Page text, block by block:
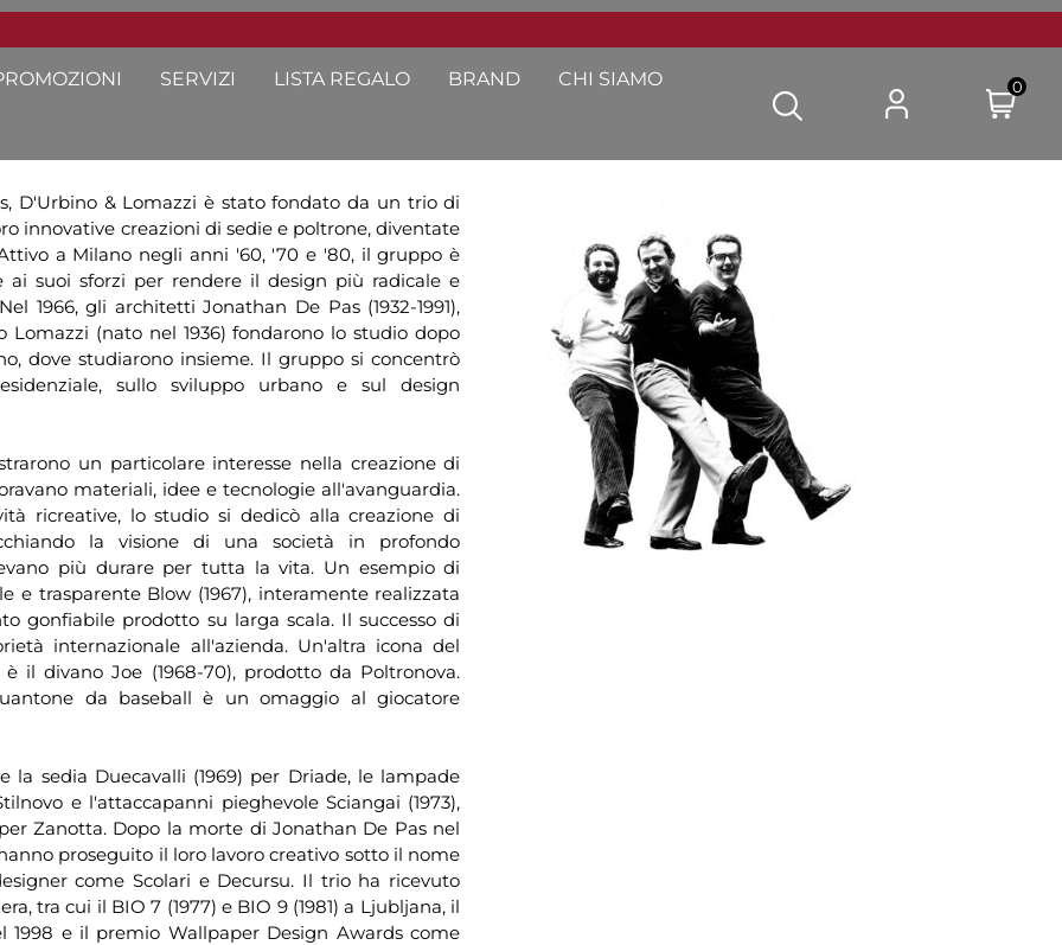
SERVIZI LISTA REGALO BRAND CHI SIAMO 0
D'Urbino & Lomazzi è stato fondato da un trio di
innovative creazioni di sedie e poltrone, diventate
a Milano negli anni '60, '70 e '80, il gruppo è
suoi sforzi per rendere il design più radicale e
1966, gli architetti Jonathan De Pas (1932-1991),
Lomazzi (nato nel 1936) fondarono lo studio dopo
dove studiarono insieme. Il gruppo si concentrò
sullo sviluppo urbano e sul design
un particolare interesse nella creazione di
materiali, idee e tecnologie all'avanguardia.
ricreative, lo studio si dedicò alla creazione di
la visione di una società in profondo
più durare per tutta la vita. Un esempio di
e trasparente Blow (1967), interamente realizzata
gonfiabile prodotto su larga scala. Il successo di
internazionale all'azienda. Un'altra icona del
il divano Joe (1968-70), prodotto da Poltronova.
da baseball è un omaggio al giocatore
sedia Duecavalli (1969) per Driade, le lampade
e l'attaccapanni pieghevole Sciangai (1973),
Zanotta. Dopo la morte di Jonathan De Pas nel
proseguito il loro lavoro creativo sotto il nome
come Scolari e Decursu. Il trio ha ricevuto
tra cui il BIO 7 (1977) e BIO 9 (1981) a Ljubljana, il
e il premio Wallpaper Design Awards come